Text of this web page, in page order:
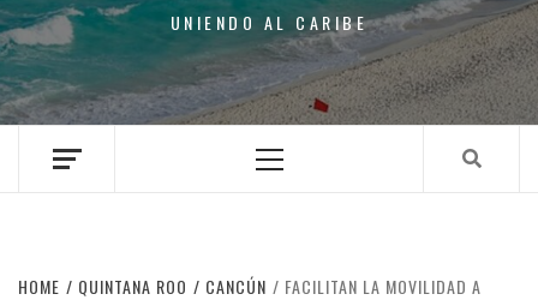
UNIENDO AL CARIBE
Menu
HOME QUINTANA ROO CANCÚN
FACILITAN LA MOVILIDAD A